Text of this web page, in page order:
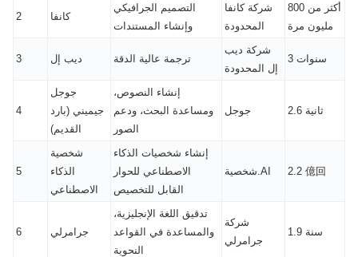
2 كانفا
التصميم الجرافيكي
وإنشاء المستندات
شركة كانفا
المحدودة
أكثر من 800
مليون مرة
3 ديب إل ترجمة عالية الدقة
شركة ديب
إل المحدودة
3 سنوات
4
جوجل
جيميني (بارد
القديم)
إنشاء النصوص،
ومساعدة البحث، ودعم
الصور
جوجل 2.6 ثانية
5
شخصية
الذكاء
الاصطناعي
إنشاء شخصيات الذكاء
الاصطناعي للحوار
القابل للتخصيص
شخصية.AI 2.2 億回
6 جرامرلي
تدقيق اللغة الإنجليزية،
والمساعدة في القواعد
النحوية
شركة
جرامرلي
1.9 سنة